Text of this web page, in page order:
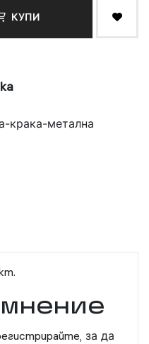
КУПИ
крака-метална
за да